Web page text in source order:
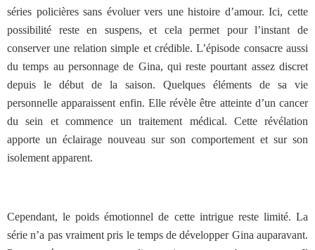
séries policières sans évoluer vers une histoire d’amour. Ici, cette
possibilité reste en suspens, et cela permet pour l’instant de
conserver une relation simple et crédible. L’épisode consacre aussi
du temps au personnage de Gina, qui reste pourtant assez discret
depuis le début de la saison. Quelques éléments de sa vie
personnelle apparaissent enfin. Elle révèle être atteinte d’un cancer
du sein et commence un traitement médical. Cette révélation
apporte un éclairage nouveau sur son comportement et sur son
isolement apparent.
Cependant, le poids émotionnel de cette intrigue reste limité. La
série n’a pas vraiment pris le temps de développer Gina auparavant.